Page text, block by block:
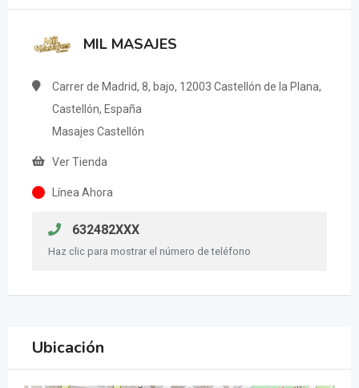
MIL MASAJES
Carrer de Madrid, 8, bajo, 12003 Castellón de la Plana,
Castellón, España
Masajes Castellón
Ver Tienda
Línea Ahora
632482XXX
Haz clic para mostrar el número de teléfono
Ubicación